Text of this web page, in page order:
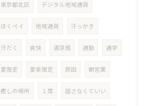
東京都北区 デジタル地域通貨
ほくペイ 地域通貨 汗っかき
汗だく 爽快 清涼感 通勤 通学
夏限定 夏季限定 原因 朝営業
癒しの場所 １席 話さなくていい